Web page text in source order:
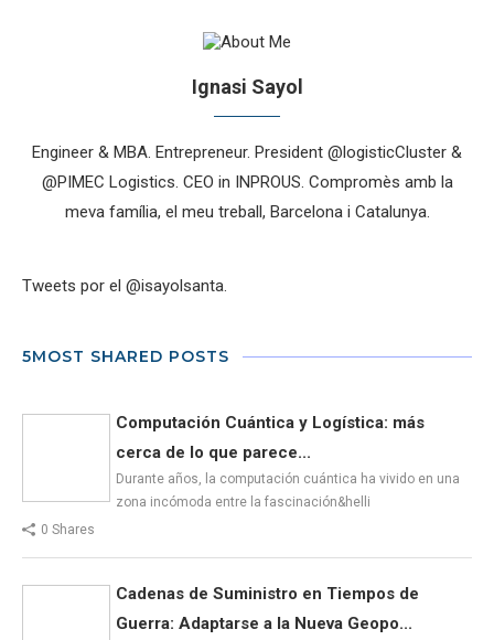
Ignasi Sayol
Engineer & MBA. Entrepreneur. President @logisticCluster &
@PIMEC Logistics. CEO in INPROUS. Compromès amb la
meva família, el meu treball, Barcelona i Catalunya.
Tweets por el @isayolsanta.
5MOST SHARED POSTS
Computación Cuántica y Logística: más
cerca de lo que parece...
Durante años, la computación cuántica ha vivido en una
zona incómoda entre la fascinación&helli
0 Shares
Cadenas de Suministro en Tiempos de
Guerra: Adaptarse a la Nueva Geopo...